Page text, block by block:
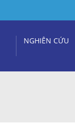
NGHIÊN CỨU